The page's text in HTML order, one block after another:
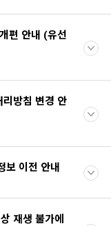
편 안내 (유선
방침 변경 안
보 이전 안내
재생 불가에